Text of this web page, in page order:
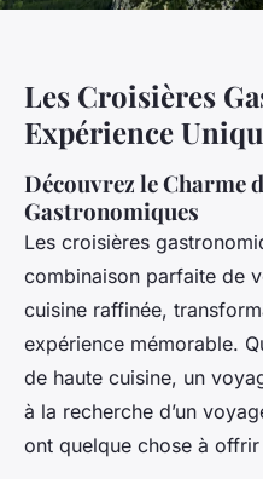
Les Croisières
Expérience
Découvrez le Charme
Gastronomiques
Les croisières
combinaison parfaite de
cuisine raffinée,
expérience mémorable.
de haute cuisine, un
à la recherche d’un
ont quelque chose à